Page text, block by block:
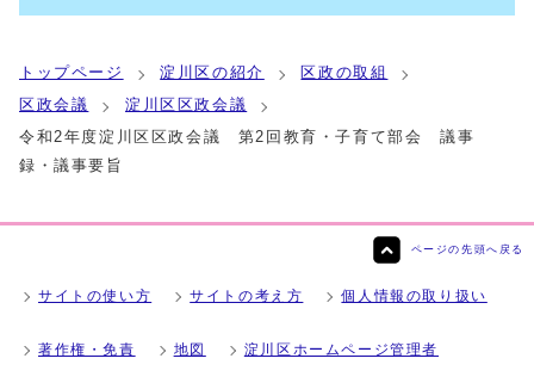
トップページ 淀川区の紹介
区政の取組
区政会議
淀川区区政会議
令和2年度淀川区区政会議 第2回教育・子育て部会 議事
録・議事要旨
ページの先頭へ戻る
サイトの使い方 サイトの考え方 個人情報の取り扱い
著作権・免責 地図 淀川区ホームページ管理者